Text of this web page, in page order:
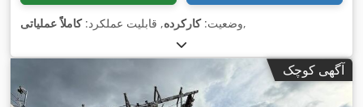
وضعیت:کارکرده, قابلیت عملکرد:کاملاً عملیاتی ,
آگهی کوچک